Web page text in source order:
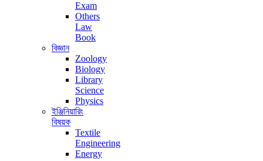
Exam
Others
Law
Book
বিজ্ঞান
Zoology
Biology
Library
Science
Physics
ইঞ্জিনিয়ারিং
বিষয়ক
Textile
Engineering
Energy